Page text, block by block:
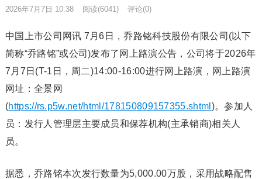
2026年7月7日 10:38 阅读(6041) 评论(0)
中国上市公司网讯 7月6日，乔路铭科技股份有限公司(以下
简称“乔路铭”或公司)发布了网上路演公告，公司将于2026年
7月7日(T-1日，周二)14:00-16:00进行网上路演，网上路演
网址：全景网
(https://rs.p5w.net/html/178150809157355.shtml )。参加人
员：发行人管理层主要成员和保荐机构(主承销商)相关人
员。
据悉，乔路铭本次发行数量为5,000.00万股，采用战略配售